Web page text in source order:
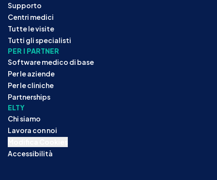
Supporto
Centri medici
Tutte le visite
Tutti gli specialisti
PER I PARTNER
Software medico di base
Per le aziende
Per le cliniche
Partnerships
ELTY
Chi siamo
Lavora con noi
Accessibilità